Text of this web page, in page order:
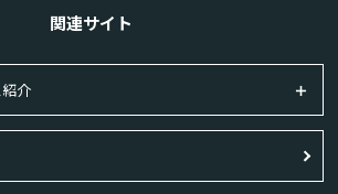
関連サイト
介